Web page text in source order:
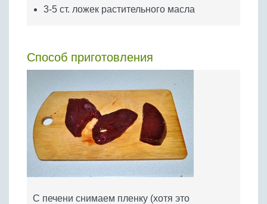
3-5 ст. ложек растительного масла
Способ приготовления
С печени снимаем пленку (хотя это